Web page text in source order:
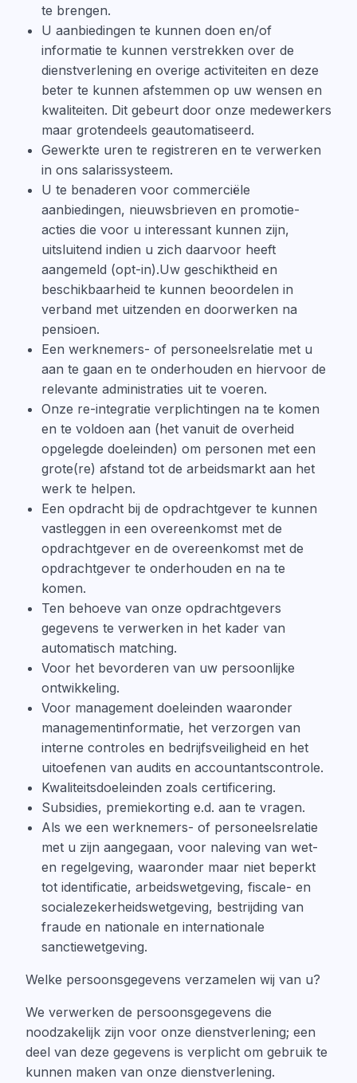
te brengen.
U aanbiedingen te kunnen doen en/of
informatie te kunnen verstrekken over de
dienstverlening en overige activiteiten en deze
beter te kunnen afstemmen op uw wensen en
kwaliteiten. Dit gebeurt door onze medewerkers
maar grotendeels geautomatiseerd.
Gewerkte uren te registreren en te verwerken
in ons salarissysteem.
U te benaderen voor commerciële
aanbiedingen, nieuwsbrieven en promotie-
acties die voor u interessant kunnen zijn,
uitsluitend indien u zich daarvoor heeft
aangemeld (opt-in).Uw geschiktheid en
beschikbaarheid te kunnen beoordelen in
verband met uitzenden en doorwerken na
pensioen.
Een werknemers- of personeelsrelatie met u
aan te gaan en te onderhouden en hiervoor de
relevante administraties uit te voeren.
Onze re-integratie verplichtingen na te komen
en te voldoen aan (het vanuit de overheid
opgelegde doeleinden) om personen met een
grote(re) afstand tot de arbeidsmarkt aan het
werk te helpen.
Een opdracht bij de opdrachtgever te kunnen
vastleggen in een overeenkomst met de
opdrachtgever en de overeenkomst met de
opdrachtgever te onderhouden en na te
komen.
Ten behoeve van onze opdrachtgevers
gegevens te verwerken in het kader van
automatisch matching.
Voor het bevorderen van uw persoonlijke
ontwikkeling.
Voor management doeleinden waaronder
managementinformatie, het verzorgen van
interne controles en bedrijfsveiligheid en het
uitoefenen van audits en accountantscontrole.
Kwaliteitsdoeleinden zoals certificering.
Subsidies, premiekorting e.d. aan te vragen.
Als we een werknemers- of personeelsrelatie
met u zijn aangegaan, voor naleving van wet-
en regelgeving, waaronder maar niet beperkt
tot identificatie, arbeidswetgeving, fiscale- en
socialezekerheidswetgeving, bestrijding van
fraude en nationale en internationale
sanctiewetgeving.
Welke persoonsgegevens verzamelen wij van u?
We verwerken de persoonsgegevens die
noodzakelijk zijn voor onze dienstverlening; een
deel van deze gegevens is verplicht om gebruik te
kunnen maken van onze dienstverlening.